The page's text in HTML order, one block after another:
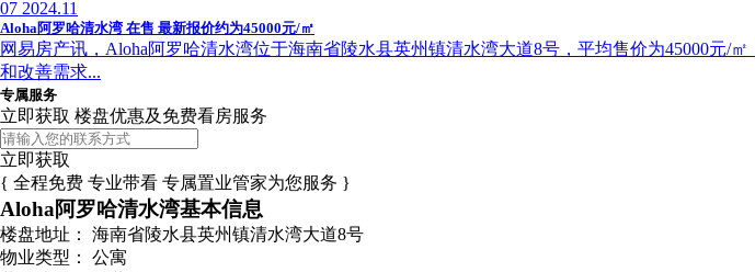
07 2024.11
Aloha阿罗哈清水湾 在售 最新报价约为45000元/㎡
网易房产讯，Aloha阿罗哈清水湾位于海南省陵水县英州镇清水湾大道8号，平均售价为45000元/
和改善需求...
专属服务
立即获取 楼盘优惠及免费看房服务
立即获取
{ 全程免费 专业带看 专属置业管家为您服务 }
Aloha阿罗哈清水湾基本信息
楼盘地址：
海南省陵水县英州镇清水湾大道8号
物业类型：
公寓